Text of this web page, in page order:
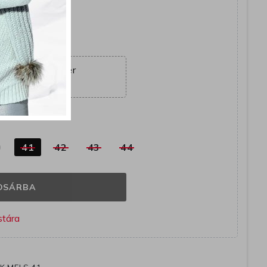
együtt
ajánlat véget ér
18:02:38
41 42 43 44